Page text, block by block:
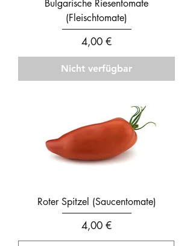
Bulgarische Riesentomate
(Fleischtomate)
Preis
4,00 €
Nicht verfügbar
Roter Spitzel (Saucentomate)
Preis
4,00 €